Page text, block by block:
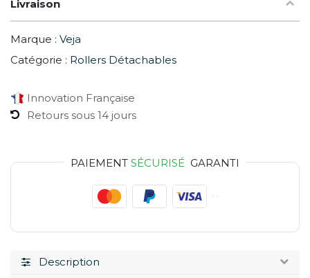
Livraison
Marque : Veja
Catégorie : Rollers Détachables
Innovation Française
Retours sous 14 jours
PAIEMENT SÉCURISÉ GARANTI
Description